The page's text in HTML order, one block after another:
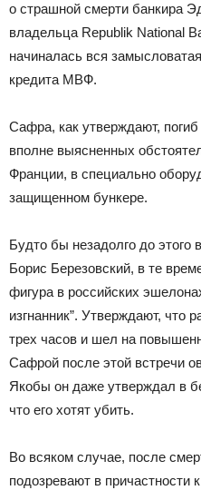
о страшной смерти банкира
владельца Republik National
начиналась вся
кредита МВФ.
Сафра, как утверждают,
вполне выясненных
Франции, в специально
защищенном бункере.
Будто бы незадолго до этого
Борис Березовский, в те
фигура в российских
изгнанник”. Утверждают, что
трех часов и шел на
Сафрой после этой встречи
Якобы он даже утверждал в
что его хотят убить.
Во всяком случае, после
подозревают в причастности